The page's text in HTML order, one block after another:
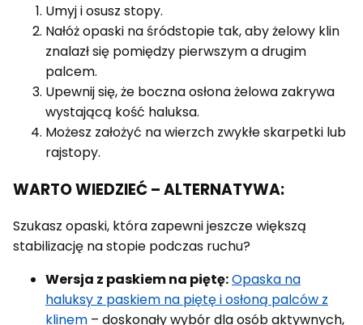
Umyj i osusz stopy.
Nałóż opaski na śródstopie tak, aby żelowy klin
znalazł się pomiędzy pierwszym a drugim
palcem.
Upewnij się, że boczna osłona żelowa zakrywa
wystającą kość haluksa.
Możesz założyć na wierzch zwykłe skarpetki lub
rajstopy.
WARTO WIEDZIEĆ – ALTERNATYWA:
Szukasz opaski, która zapewni jeszcze większą
stabilizację na stopie podczas ruchu?
Wersja z paskiem na piętę:Opaska na
haluksy z paskiem na piętę i osłoną palców z
klinem – doskonały wybór dla osób aktywnych,